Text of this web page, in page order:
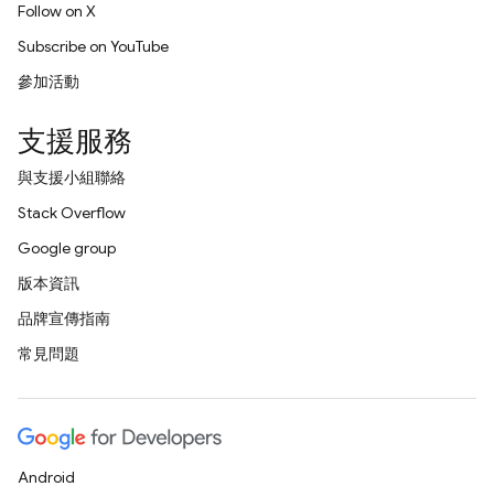
Follow on X
Subscribe on YouTube
參加活動
支援服務
與支援小組聯絡
Stack Overflow
Google group
版本資訊
品牌宣傳指南
常見問題
Android